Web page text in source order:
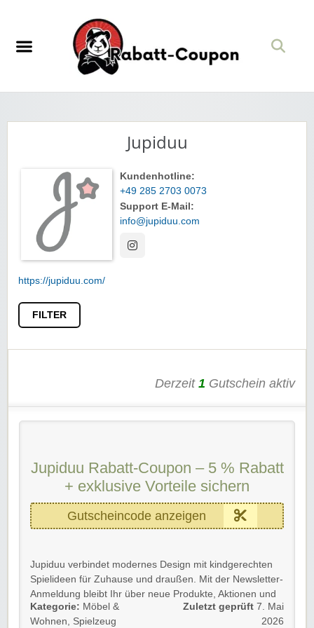
Jupiduu
Kundenhotline:
+49 285 2703 0073
Support E-Mail:
info@jupiduu.com
https://jupiduu.com/
FILTER
Derzeit 1 Gutschein aktiv
Jupiduu Rabatt-Coupon – 5 % Rabatt
+ exklusive Vorteile sichern
Gutscheincode anzeigen
Jupiduu verbindet modernes Design mit kindgerechten
Spielideen für Zuhause und draußen. Mit der Newsletter-
Anmeldung bleibt Ihr über neue Produkte, Aktionen und
exklusive Vorteile informiert – und erhaltet zusätzlich 5 %
Rabattauf eure erste Bestellung.
Kategorie: Möbel &
Wohnen
Spielzeug
Zuletzt geprüft 7. Mai
2026